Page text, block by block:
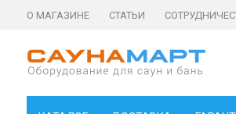
О МАГАЗИНЕ СТАТЬИ